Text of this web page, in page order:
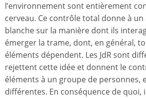
l’environnement sont entièrement
cerveau. Ce contrôle total donne à
blanche sur la manière dont ils
émerger la trame, dont, en général,
éléments dépendent. Les JdR sont
rejettent cette idée et donnent le
éléments à un groupe de personnes,
différentes. En conséquence de quoi,